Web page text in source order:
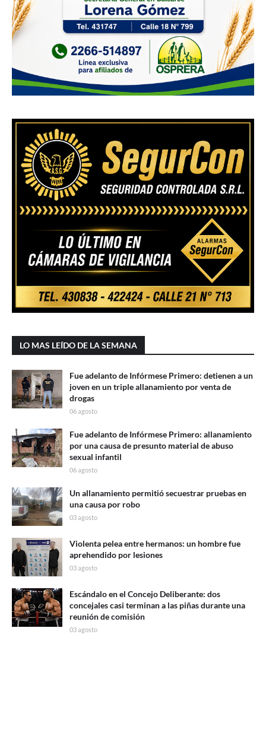
LO MAS LEÍDO DE LA SEMANA
Fue adelanto de Infórmese Primero: detienen a un
joven en un triple allanamiento por venta de
drogas
06 agosto
Fue adelanto de Infórmese Primero: allanamiento
por una causa de presunto material de abuso
sexual infantil
06 agosto
Un allanamiento permitió secuestrar pruebas en
una causa por robo
03 agosto
Violenta pelea entre hermanos: un hombre fue
aprehendido por lesiones
03 agosto
Escándalo en el Concejo Deliberante: dos
concejales casi terminan a las piñas durante una
reunión de comisión
03 agosto